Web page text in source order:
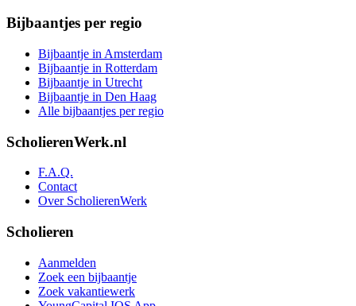
Bijbaantjes per regio
Bijbaantje in Amsterdam
Bijbaantje in Rotterdam
Bijbaantje in Utrecht
Bijbaantje in Den Haag
Alle bijbaantjes per regio
ScholierenWerk.nl
F.A.Q.
Contact
Over ScholierenWerk
Scholieren
Aanmelden
Zoek een bijbaantje
Zoek vakantiewerk